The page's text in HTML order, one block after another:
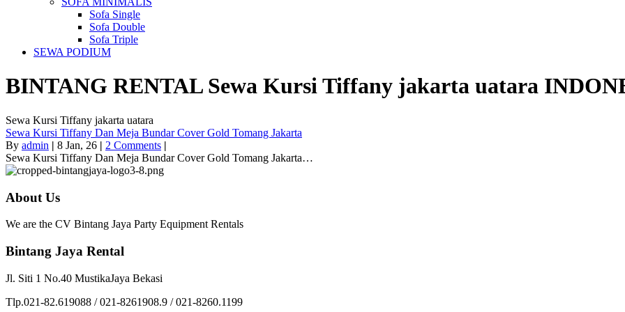
Sofa Single
Sofa Double
Sofa Triple
SEWA PODIUM
BINTANG RENTAL Sewa Kursi Tiffany jakarta uatara
Sewa Kursi Tiffany jakarta uatara
Sewa Kursi Tiffany Dan Meja Bundar Cover Gold Tomang Jakarta
By admin | 8 Jan, 26 | 2 Comments |
Sewa Kursi Tiffany Dan Meja Bundar Cover Gold Tomang Jakarta…
About Us
We are the CV Bintang Jaya Party Equipment Rentals
Bintang Jaya Rental
Jl. Siti 1 No.40 MustikaJaya Bekasi
Tlp.021-82.619088 / 021-8261908.9 / 021-8260.1199